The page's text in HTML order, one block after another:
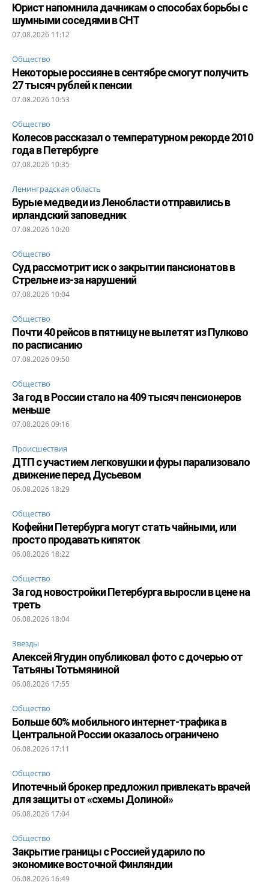
Юрист напомнила дачникам о способах борьбы с
шумными соседями в СНТ
07.08.2026 11:12
Общество
Некоторые россияне в сентябре смогут получить
27 тысяч рублей к пенсии
07.08.2026 10:53
Общество
Колесов рассказал о температурном рекорде 2010
года в Петербурге
07.08.2026 10:35
Ленинградская область
Бурые медведи из Ленобласти отправились в
ирландский заповедник
07.08.2026 10:20
Общество
Суд рассмотрит иск о закрытии пансионатов в
Стрельне из-за нарушений
07.08.2026 10:04
Общество
Почти 40 рейсов в пятницу не вылетят из Пулково
по расписанию
07.08.2026 09:50
Общество
За год в России стало на 409 тысяч пенсионеров
меньше
07.08.2026 09:16
Происшествия
ДТП с участием легковушки и фуры парализовало
движение перед Дусьевом
06.08.2026 18:29
Общество
Кофейни Петербурга могут стать чайными, или
просто продавать кипяток
06.08.2026 18:22
Общество
За год новостройки Петербурга выросли в цене на
треть
06.08.2026 18:04
Звезды
Алексей Ягудин опубликовал фото с дочерью от
Татьяны Тотьмяниной
06.08.2026 17:55
Общество
Больше 60% мобильного интернет-трафика в
Центральной России оказалось ограничено
06.08.2026 17:11
Общество
Ипотечный брокер предложил привлекать врачей
для защиты от «схемы Долиной»
06.08.2026 17:04
Общество
Закрытие границы с Россией ударило по
экономике восточной Финляндии
06.08.2026 16:49